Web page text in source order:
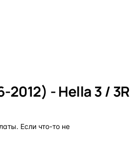
2012) - Hella 3 / 3R
Если что-то не